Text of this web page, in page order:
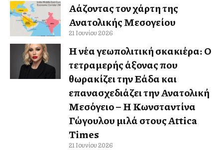
Αλλάζοντας τον χάρτη της
Ανατολικής Μεσογείου
21 Ιουνίου 2026
Η νέα γεωπολιτική σκακιέρα: Ο
τετραμερής άξονας που
θωρακίζει την Ελλάδα και
επανασχεδιάζει την Ανατολική
Μεσόγειο – Η Κωνσταντίνα
Γώγουλου μιλά στους Attica
Times
21 Ιουνίου 2026